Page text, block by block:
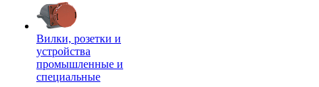
Вилки, розетки и
устройства
промышленные и
специальные